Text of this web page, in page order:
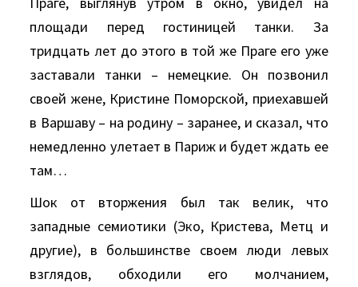
площади перед гостиницей танки. За
тридцать лет до этого в той же Праге его уже
заставали танки – немецкие. Он позвонил
своей жене, Кристине Поморской, приехавшей
в Варшаву – на родину – заранее, и сказал, что
немедленно улетает в Париж и будет ждать ее
там…
Шок от вторжения был так велик, что
западные семиотики (Эко, Кристева, Метц и
другие), в большинстве своем люди левых
взглядов, обходили его молчанием,